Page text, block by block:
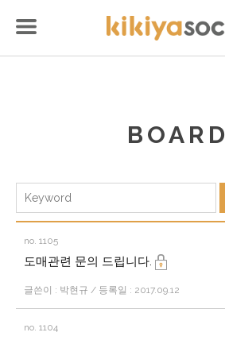
BOARD
no. 1105
도매관련 문의 드립니다.
글쓴이 : 박현규 / 등록일 : 2017.09.12
no. 1104